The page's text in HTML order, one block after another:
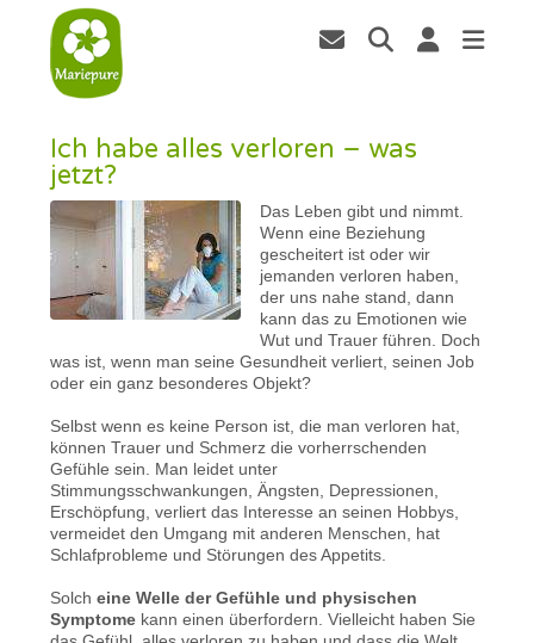
Ich habe alles verloren – was
jetzt?
Das Leben gibt und nimmt.
Wenn eine Beziehung
gescheitert ist oder wir
jemanden verloren haben,
der uns nahe stand, dann
kann das zu Emotionen wie
Wut und Trauer führen. Doch
was ist, wenn man seine Gesundheit verliert, seinen Job
oder ein ganz besonderes Objekt?
Selbst wenn es keine Person ist, die man verloren hat,
können Trauer und Schmerz die vorherrschenden
Gefühle sein. Man leidet unter
Stimmungsschwankungen, Ängsten, Depressionen,
Erschöpfung, verliert das Interesse an seinen Hobbys,
vermeidet den Umgang mit anderen Menschen, hat
Schlafprobleme und Störungen des Appetits.
Solcheine Welle der Gefühle und physischen
Symptome kann einen überfordern. Vielleicht haben Sie